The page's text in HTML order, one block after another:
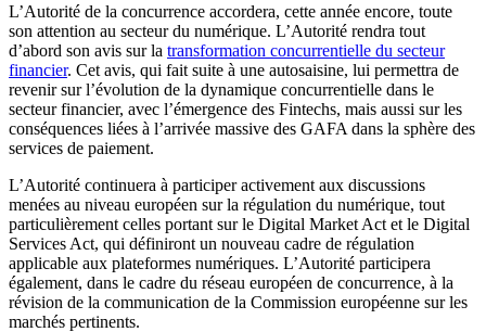
L’Autorité de la concurrence accordera, cette année encore, toute
son attention au secteur du numérique. L’Autorité rendra tout
d’abord son avis sur la transformation concurrentielle du secteur
financier. Cet avis, qui fait suite à une autosaisine, lui permettra de
revenir sur l’évolution de la dynamique concurrentielle dans le
secteur financier, avec l’émergence des Fintechs, mais aussi sur les
conséquences liées à l’arrivée massive des GAFA dans la sphère des
services de paiement.
L’Autorité continuera à participer activement aux discussions
menées au niveau européen sur la régulation du numérique, tout
particulièrement celles portant sur le Digital Market Act et le Digital
Services Act, qui définiront un nouveau cadre de régulation
applicable aux plateformes numériques. L’Autorité participera
également, dans le cadre du réseau européen de concurrence, à la
révision de la communication de la Commission européenne sur les
marchés pertinents.